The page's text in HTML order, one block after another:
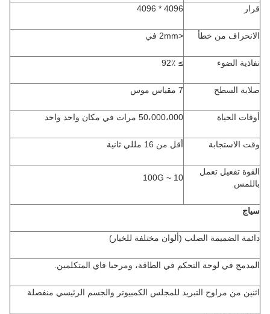
قرار 4096 * 4096
الانحراف من خطأ <2mm في
نفاذية الضوء ≥ 92٪
صلابة السطح 7 مقياس موس
أوقات الحياة 50،000،000 مرات في مكان واحد واحد
وقت الاستجابة أقل من 16 مللي ثانية
القوة تفعيل تعمل
باللمس
10 ~ 100G
سياج
دائمة الضميمة الصلب (ألوان مختلفة للخيار)
المدمج في لوحة التحكم في الطاقة، ومرحبا فاي المتكلمين.
اثنين من مراوح التبريد للمجلس الكمبيوتر والجسم الرئيسي منفصلة